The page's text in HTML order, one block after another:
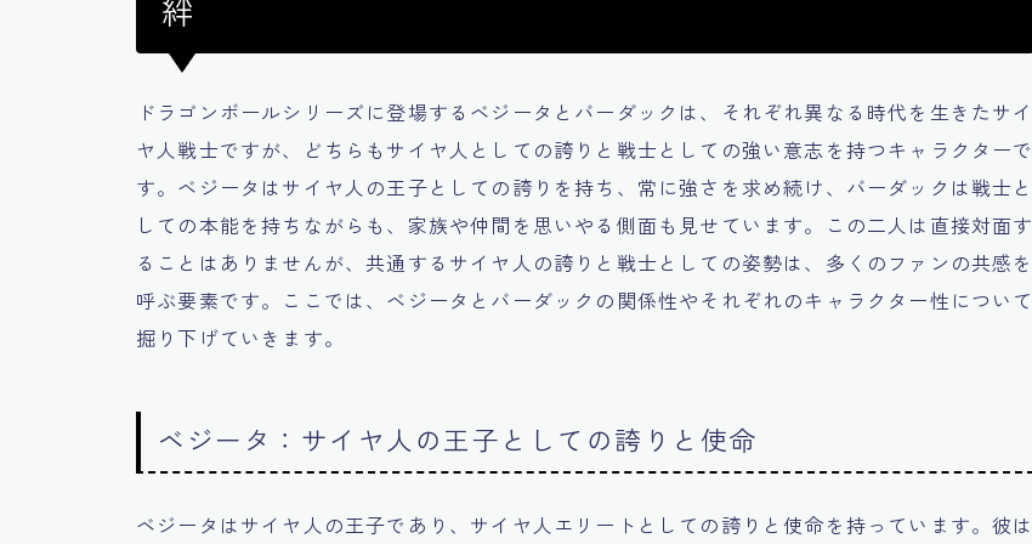
絆
ドラゴンボールシリーズに登場するベジータとバーダックは、それぞれ異なる時代を生きたサイ
ヤ人戦士ですが、どちらもサイヤ人としての誇りと戦士としての強い意志を持つキャラクターで
す。ベジータはサイヤ人の王子としての誇りを持ち、常に強さを求め続け、バーダックは戦士と
しての本能を持ちながらも、家族や仲間を思いやる側面も見せています。この二人は直接対面す
ることはありませんが、共通するサイヤ人の誇りと戦士としての姿勢は、多くのファンの共感を
呼ぶ要素です。ここでは、ベジータとバーダックの関係性やそれぞれのキャラクター性について
掘り下げていきます。
ベジータ：サイヤ人の王子としての誇りと使命
ベジータはサイヤ人の王子であり、サイヤ人エリートとしての誇りと使命を持っています。彼は